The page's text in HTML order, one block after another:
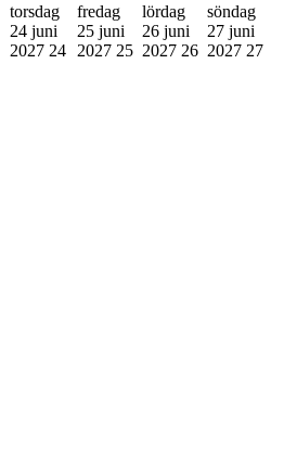
torsdag
24 juni
2027 24
fredag
25 juni
2027 25
lördag
26 juni
2027 26
söndag
27 juni
2027 27